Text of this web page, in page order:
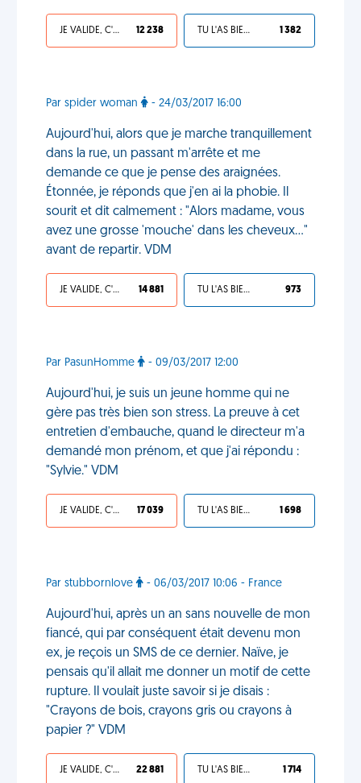
JE VALIDE, C'EST UNE VDM 12 238 TU L'AS BIEN MÉRITÉ 1 382
Par spider woman - 24/03/2017 16:00
Aujourd'hui, alors que je marche tranquillement
dans la rue, un passant m'arrête et me
demande ce que je pense des araignées.
Étonnée, je réponds que j'en ai la phobie. Il
sourit et dit calmement : "Alors madame, vous
avez une grosse 'mouche' dans les cheveux..."
avant de repartir. VDM
JE VALIDE, C'EST UNE VDM 14 881 TU L'AS BIEN MÉRITÉ 973
Par PasunHomme - 09/03/2017 12:00
Aujourd'hui, je suis un jeune homme qui ne
gère pas très bien son stress. La preuve à cet
entretien d'embauche, quand le directeur m'a
demandé mon prénom, et que j'ai répondu :
"Sylvie." VDM
JE VALIDE, C'EST UNE VDM 17 039 TU L'AS BIEN MÉRITÉ 1 698
Par stubbornlove - 06/03/2017 10:06 - France
Aujourd'hui, après un an sans nouvelle de mon
fiancé, qui par conséquent était devenu mon
ex, je reçois un SMS de ce dernier. Naïve, je
pensais qu'il allait me donner un motif de cette
rupture. Il voulait juste savoir si je disais :
"Crayons de bois, crayons gris ou crayons à
papier ?" VDM
JE VALIDE, C'EST UNE VDM 22 881 TU L'AS BIEN MÉRITÉ 1 714